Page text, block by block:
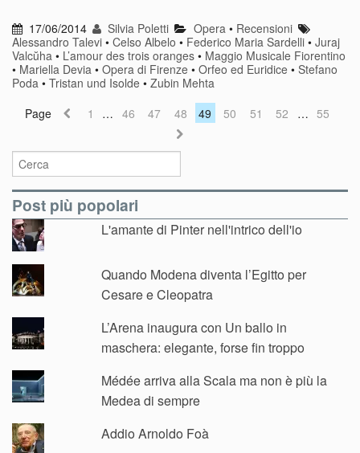
17/06/2014 Silvia Poletti Opera • Recensioni
Alessandro Talevi • Celso Albelo • Federico Maria Sardelli • Juraj
Valcŭha • L’amour des trois oranges • Maggio Musicale Fiorentino
• Mariella Devia • Opera di Firenze • Orfeo ed Euridice • Stefano
Poda • Tristan und Isolde • Zubin Mehta
Page
1 … 46 47 48 49 50 51 52 … 55
Post più popolari
L'amante di Pinter nell'intrico dell'io
Quando Modena diventa l’Egitto per
Cesare e Cleopatra
L’Arena inaugura con Un ballo in
maschera: elegante, forse fin troppo
Médée arriva alla Scala ma non è più la
Medea di sempre
Addio Arnoldo Foà